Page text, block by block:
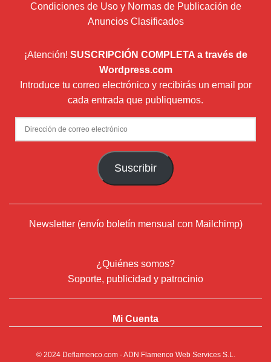
Condiciones de Uso y Normas de Publicación de
Anuncios Clasificados
¡Atención! SUSCRIPCIÓN COMPLETA a través de
Wordpress.com
Introduce tu correo electrónico y recibirás un email por
cada entrada que publiquemos.
Dirección
de
Suscribir
Newsletter (envío boletín mensual con Mailchimp)
¿Quiénes somos?
Soporte, publicidad y patrocinio
Mi Cuenta
© 2024 Deflamenco.com- ADN Flamenco Web Services S.L.